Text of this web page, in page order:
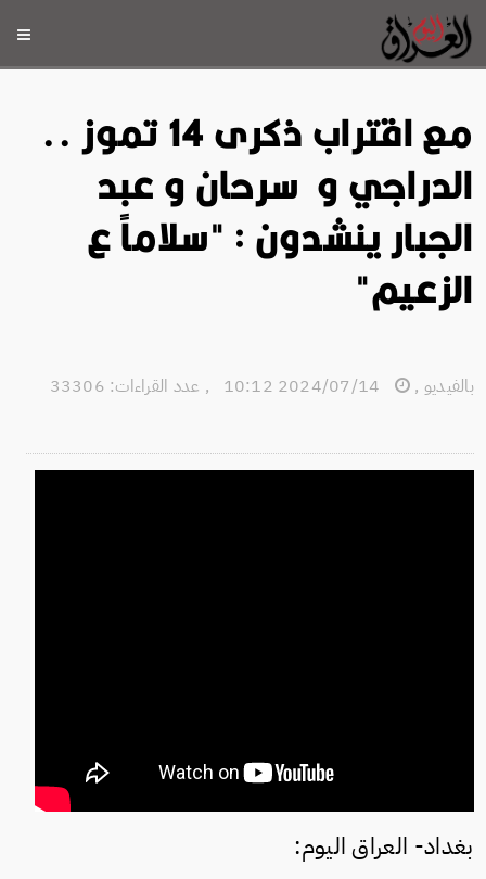
مع اقتراب ذكرى 14 تموز ..
الدراجي و سرحان و عبد
الجبار ينشدون : "سلاماً ع
الزعيم"
بالفيديو ,
, عدد القراءات: 33306
بغداد- العراق اليوم: